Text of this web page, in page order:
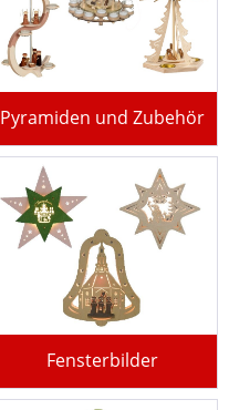
Pyramiden und Zubehör
Fensterbilder